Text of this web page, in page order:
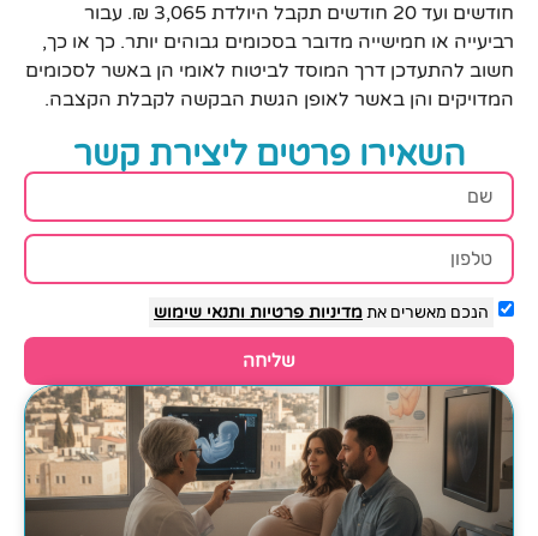
חודשים ועד 20 חודשים תקבל היולדת 3,065 ₪. עבור
רביעייה או חמישייה מדובר בסכומים גבוהים יותר. כך או כך,
חשוב להתעדכן דרך המוסד לביטוח לאומי הן באשר לסכומים
המדויקים והן באשר לאופן הגשת הבקשה לקבלת הקצבה.
השאירו פרטים ליצירת קשר
הנכם מאשרים אתמדיניות פרטיות ותנאי שימוש
שליחה